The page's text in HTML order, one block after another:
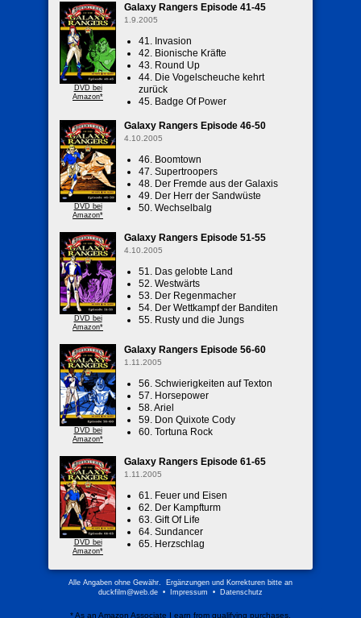
DVD bei
Amazon*
Galaxy Rangers Episode 41-45
1.9.2005
41. Invasion
42. Bionische Kräfte
43. Round Up
44. Die Vogelscheuche kehrt
zurück
45. Badge Of Power
DVD bei
Amazon*
Galaxy Rangers Episode 46-50
4.10.2005
46. Boomtown
47. Supertroopers
48. Der Fremde aus der Galaxis
49. Der Herr der Sandwüste
50. Wechselbalg
DVD bei
Amazon*
Galaxy Rangers Episode 51-55
4.10.2005
51. Das gelobte Land
52. Westwärts
53. Der Regenmacher
54. Der Wettkampf der Banditen
55. Rusty und die Jungs
DVD bei
Amazon*
Galaxy Rangers Episode 56-60
1.11.2005
56. Schwierigkeiten auf Texton
57. Horsepower
58. Ariel
59. Don Quixote Cody
60. Tortuna Rock
DVD bei
Amazon*
Galaxy Rangers Episode 61-65
1.11.2005
61. Feuer und Eisen
62. Der Kampfturm
63. Gift Of Life
64. Sundancer
65. Herzschlag
Alle Angaben ohne Gewähr. Ergänzungen und Korrekturen bitte an
duckfilm@web.de • Impressum • Datenschutz
* As an Amazon Associate I earn from qualifying purchases.